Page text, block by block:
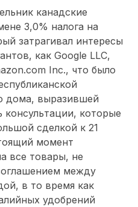
канадские
3,0% налога на
затрагивал интересы
как Google LLC,
Inc., что было
дома, выразившей
которые
сделкой к 21
момент
все товары, не
между
в то время как
удобрений